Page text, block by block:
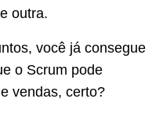
outra.
você já consegue
o Scrum pode
vendas, certo?